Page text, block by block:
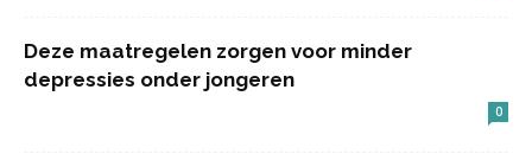
Deze maatregelen zorgen voor minder
depressies onder jongeren
0